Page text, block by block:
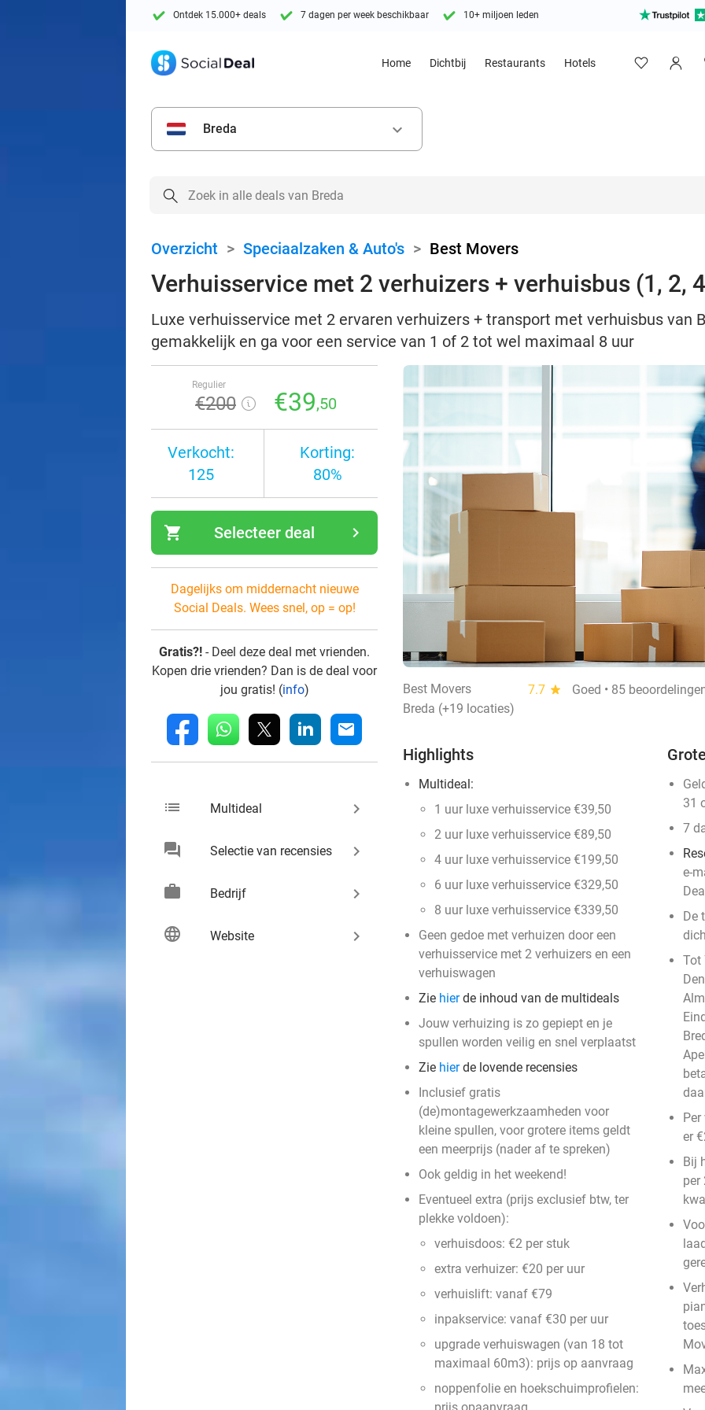
Ontdek 15.000+ deals 7 dagen per week beschikbaar 10+ miljoen leden
Home Dichtbij Restaurants Hotels
Breda keyboard_arrow_down
Overzicht > Speciaalzaken & Auto's > Best Movers
Verhuisservice met 2 verhuizers + verhuisbus (1, 2,
Luxe verhuisservice met 2 ervaren verhuizers + transport met verhuisbus van
gemakkelijk en ga voor een service van 1 of 2 tot wel maximaal 8 uur
Regulier
€200 €39,50
Verkocht:
125
Korting:
80%
shopping_cart navigate_next
Selecteer deal
Dagelijks om middernacht nieuwe
Social Deals. Wees snel, op = op!
Gratis?! - Deel deze deal met vrienden.
Kopen drie vrienden? Dan is de deal voor
jou gratis! (info)
fb whatsapp linkedin mail
list Multideal keyboard_arrow_right
chat Selectie van recensies keyboard_arrow_right
work Bedrijf keyboard_arrow_right
language Website keyboard_arrow_right
Best Movers 7.7 star
Goed • 85
Breda (+19 locaties)
Highlights
Multideal:
1 uur luxe verhuisservice €39,50
2 uur luxe verhuisservice €89,50
4 uur luxe verhuisservice €199,50
6 uur luxe verhuisservice €329,50
8 uur luxe verhuisservice €339,50
Geen gedoe met verhuizen door een
verhuisservice met 2 verhuizers en een
verhuiswagen
Zie hierde inhoud van de multideals
Jouw verhuizing is zo gepiept en je
spullen worden veilig en snel verplaatst
Zie hierde lovende recensies
Inclusief gratis
(de)montagewerkzaamheden voor
kleine spullen, voor grotere items geldt
een meerprijs (nader af te spreken)
Ook geldig in het weekend!
Eventueel extra (prijs exclusief btw, ter
plekke voldoen):
verhuisdoos: €2 per stuk
extra verhuizer: €20 per uur
verhuislift: vanaf €79
inpakservice: vanaf €30 per uur
upgrade verhuiswagen (van 18 tot
maximaal 60m3): prijs op aanvraag
noppenfolie en hoekschuimprofielen:
31
7
e-
De
Tot
er
Bij
per